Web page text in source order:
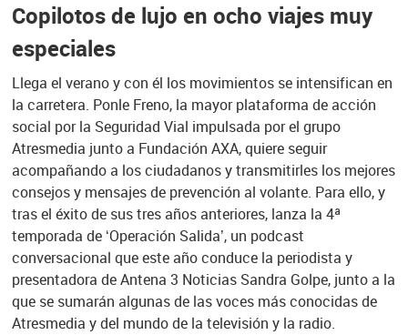
Copilotos de lujo en ocho viajes muy
especiales
Llega el verano y con él los movimientos se intensifican en
la carretera. Ponle Freno, la mayor plataforma de acción
social por la Seguridad Vial impulsada por el grupo
Atresmedia junto a Fundación AXA, quiere seguir
acompañando a los ciudadanos y transmitirles los mejores
consejos y mensajes de prevención al volante. Para ello, y
tras el éxito de sus tres años anteriores, lanza la 4ª
temporada de ‘Operación Salida’, un podcast
conversacional que este año conduce la periodista y
presentadora de Antena 3 Noticias Sandra Golpe, junto a la
que se sumarán algunas de las voces más conocidas de
Atresmedia y del mundo de la televisión y la radio.